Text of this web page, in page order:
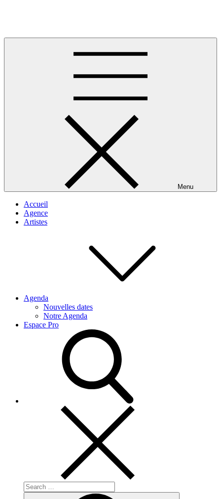
Menu
Accueil
Agence
Artistes
Agenda
Nouvelles dates
Notre Agenda
Espace Pro
Search
for: